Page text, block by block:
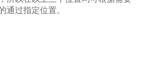
通过指定位置。